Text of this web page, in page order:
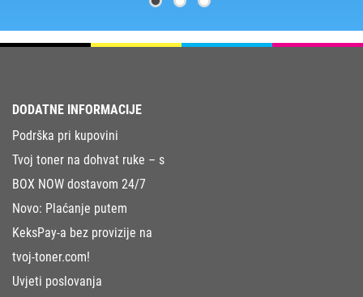
DODATNE INFORMACIJE
Podrška pri kupovini
Tvoj toner na dohvat ruke – s
BOX NOW dostavom 24/7
Novo: Plaćanje putem
KeksPay-a bez provizije na
tvoj-toner.com!
Uvjeti poslovanja